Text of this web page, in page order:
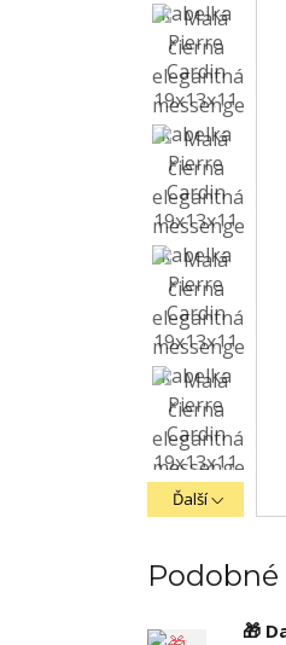
Ďalší
🎁